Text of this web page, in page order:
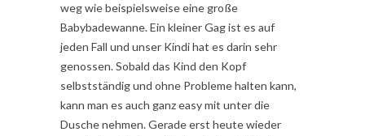
weg wie beispielsweise eine große
Babybadewanne. Ein kleiner Gag ist es auf
jeden Fall und unser Kindi hat es darin sehr
genossen. Sobald das Kind den Kopf
selbstständig und ohne Probleme halten kann,
kann man es auch ganz easy mit unter die
Dusche nehmen. Gerade erst heute wieder